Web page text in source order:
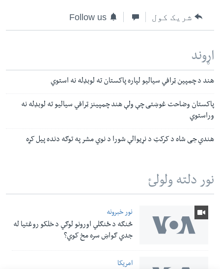
شریک کول Follow us
اړوند
هند د چمپین ټرافي سیالیو لپاره پاکستان ته لوبډله نه استوي
پاکستان وضاحت غوښتی چې ولې هند چمپینز ټرافي سیالیو ته لوبډله نه
وراستوي
هندي جی شاه د کرکټ د نړیوالې شورا د نوي مشر په توګه دنده پیل کړه
نور دلته ولولئ
نور خبرونه
څنګه د ځنګلي اورونو لوګي د خلکو روغتیا له
جدي ګواښ سره مخ کوي؟
امریکا